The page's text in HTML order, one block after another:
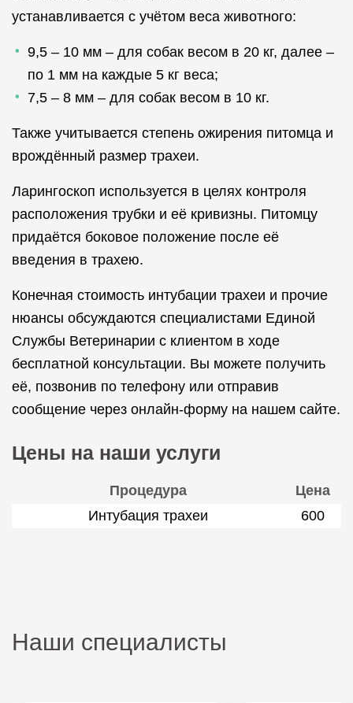
устанавливается с учётом веса животного:
9,5 – 10 мм – для собак весом в 20 кг, далее –
по 1 мм на каждые 5 кг веса;
7,5 – 8 мм – для собак весом в 10 кг.
Также учитывается степень ожирения питомца и
врождённый размер трахеи.
Ларингоскоп используется в целях контроля
расположения трубки и её кривизны. Питомцу
придаётся боковое положение после её
введения в трахею.
Конечная стоимость интубации трахеи и прочие
нюансы обсуждаются специалистами Единой
Службы Ветеринарии с клиентом в ходе
бесплатной консультации. Вы можете получить
её, позвонив по телефону или отправив
сообщение через онлайн-форму на нашем сайте.
Цены на наши услуги
Процедура
Цена
Интубация трахеи
600
Наши специалисты